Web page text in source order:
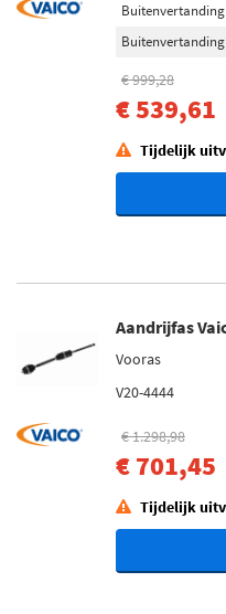
€ 999,28
€ 539,61
Tijdelijk
Aandrijfas
Vooras
V20-4444
€ 1.298,98
€ 701,45
Tijdelijk